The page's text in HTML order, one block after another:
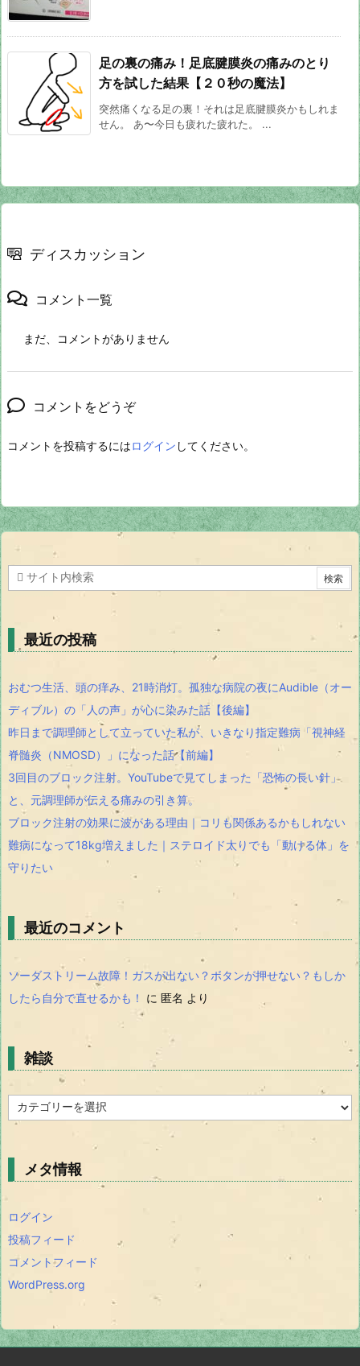
足の裏の痛み！足底腱膜炎の痛みのとり
方を試した結果【２０秒の魔法】
突然痛くなる足の裏！それは足底腱膜炎かもしれま
せん。 あ〜今日も疲れた疲れた。 ...
ディスカッション
コメント一覧
まだ、コメントがありません
コメントをどうぞ
コメントを投稿するにはログイン してください。
最近の投稿
おむつ生活、頭の痒み、21時消灯。孤独な病院の夜にAudible（オー
ディブル）の「人の声」が心に染みた話【後編】
昨日まで調理師として立っていた私が、いきなり指定難病「視神経
脊髄炎（NMOSD）」になった話【前編】
3回目のブロック注射。YouTubeで見てしまった「恐怖の長い針」
と、元調理師が伝える痛みの引き算。
ブロック注射の効果に波がある理由｜コリも関係あるかもしれない
難病になって18kg増えました｜ステロイド太りでも「動ける体」を
守りたい
最近のコメント
ソーダストリーム故障！ガスが出ない？ボタンが押せない？もしか
したら自分で直せるかも！
に 匿名 より
雑談
談
メタ情報
ログイン
投稿フィード
コメントフィード
WordPress.org